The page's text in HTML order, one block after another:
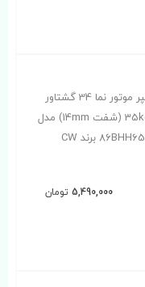
استپر موتور نما 34 گشتاور
35kg.cm (شفت 14mm) مدل
86BHH65 برند CW
5,490,000 تومان